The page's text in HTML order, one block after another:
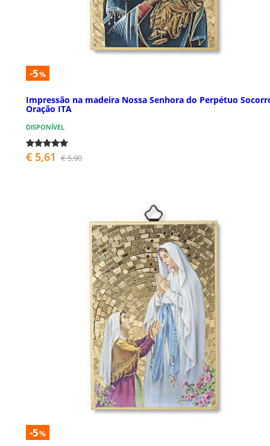
-5%
Impressão na madeira Nossa Senhora do Perpétuo
Oração ITA
DISPONÍVEL
€ 5,61 € 5,90
-5%